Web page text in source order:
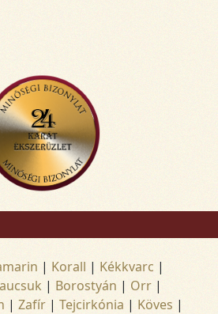
| Korall | Kékkvarc |
| Borostyán | Orr |
| Zafír | Tejcirkónia | Köves |